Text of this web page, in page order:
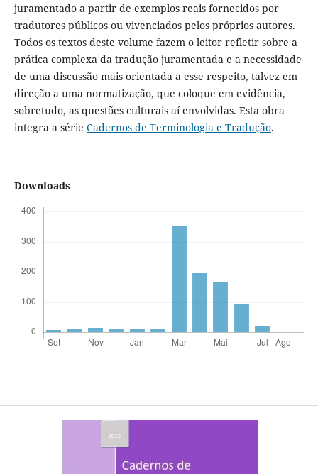
juramentado a partir de exemplos reais fornecidos por
tradutores públicos ou vivenciados pelos próprios autores.
Todos os textos deste volume fazem o leitor refletir sobre a
prática complexa da tradução juramentada e a necessidade
de uma discussão mais orientada a esse respeito, talvez em
direção a uma normatização, que coloque em evidência,
sobretudo, as questões culturais aí envolvidas. Esta obra
integra a série Cadernos de Terminologia e Tradução.
Downloads